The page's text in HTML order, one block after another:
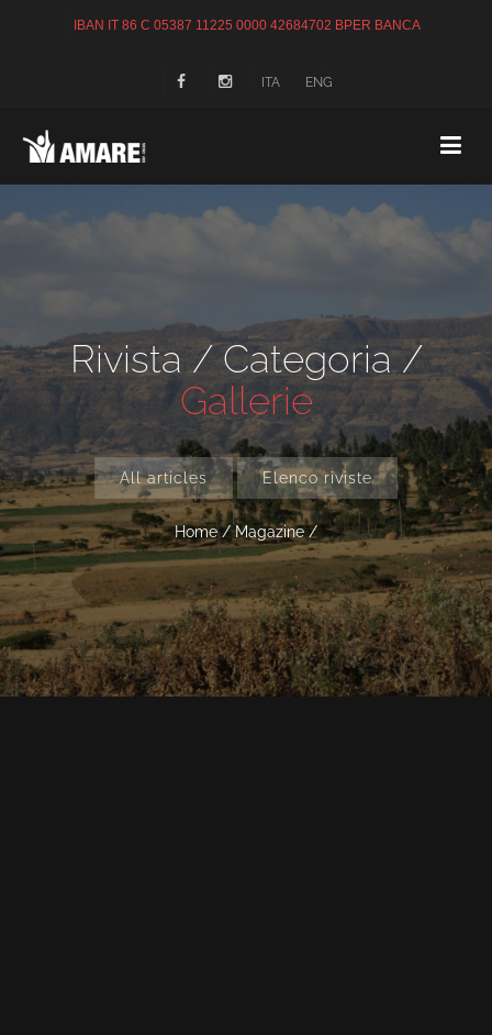
IBAN IT 86 C 05387 11225 0000 42684702 BPER BANCA
ITA ENG
Rivista/Categoria /
Gallerie
All articles Elenco riviste
Home/Magazine /